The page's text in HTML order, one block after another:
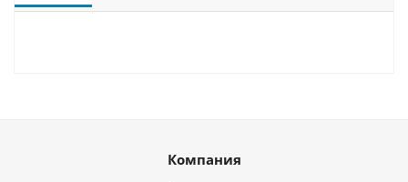
Компания